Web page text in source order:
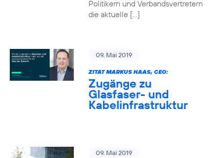
Politikern und Verbandsvertretern
die aktuelle […]
09. Mai 2019
ZITAT MARKUS HAAS, CEO:
Zugänge zu
Glasfaser- und
Kabelinfrastruktur
09. Mai 2019